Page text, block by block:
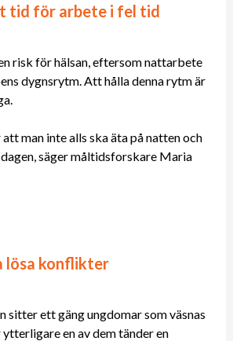
tid för arbete i fel tid
risk för hälsan, eftersom nattarbete
dygnsrytm. Att hålla denna rytm är
man inte alls ska äta på natten och
säger måltidsforskare Maria
lösa konflikter
sitter ett gäng ungdomar som väsnas
en av dem tänder en